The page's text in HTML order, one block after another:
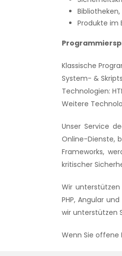
Produkte im
Klassische
System- &
Technologien:
Weitere
Unser Service
Online-Dienste,
Frameworks,
kritischer
Wir unterstützen
PHP, Angular
wir unterstützen
Wenn Sie offene